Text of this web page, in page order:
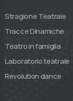
Stragione Teatrale
Tracce Dinamiche
Teatro in famiglia
Laboratorio teatrale
Revolution dance